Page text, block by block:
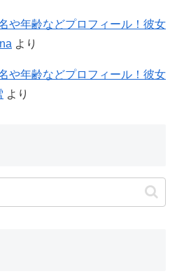
や年齢などプロフィール！彼女
より
や年齢などプロフィール！彼女
より